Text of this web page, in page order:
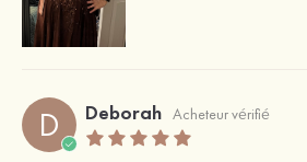
D Deborah Acheteur vérifié